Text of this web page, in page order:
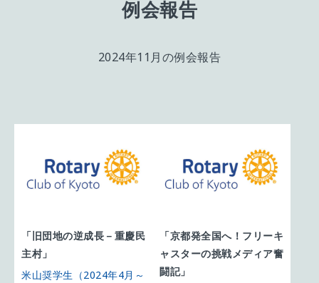
例会報告
2024年11月の例会報告
「旧団地の逆成長－重慶民
主村」
米山奨学生（2024年4月～
「京都発全国へ！フリーキ
ャスターの挑戦メディア奮
闘記」